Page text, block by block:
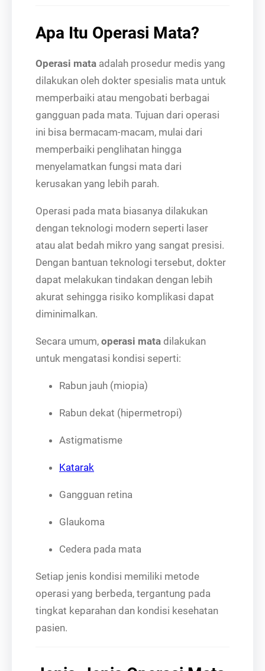
Apa Itu Operasi Mata?
Operasi mata adalah prosedur medis yang
dilakukan oleh dokter spesialis mata untuk
memperbaiki atau mengobati berbagai
gangguan pada mata. Tujuan dari operasi
ini bisa bermacam-macam, mulai dari
memperbaiki penglihatan hingga
menyelamatkan fungsi mata dari
kerusakan yang lebih parah.
Operasi pada mata biasanya dilakukan
dengan teknologi modern seperti laser
atau alat bedah mikro yang sangat presisi.
Dengan bantuan teknologi tersebut, dokter
dapat melakukan tindakan dengan lebih
akurat sehingga risiko komplikasi dapat
diminimalkan.
Secara umum, operasi mata dilakukan
untuk mengatasi kondisi seperti:
Rabun jauh (miopia)
Rabun dekat (hipermetropi)
Astigmatisme
Katarak
Gangguan retina
Glaukoma
Cedera pada mata
Setiap jenis kondisi memiliki metode
operasi yang berbeda, tergantung pada
tingkat keparahan dan kondisi kesehatan
pasien.